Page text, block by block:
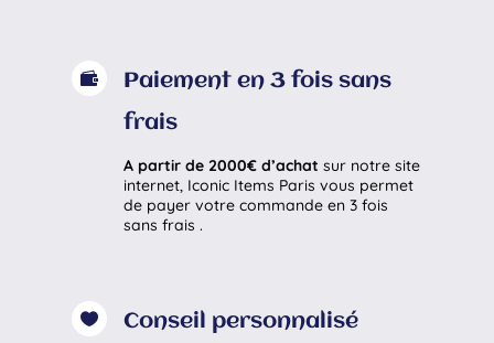

Paiement en 3 fois sans
frais
A partir de 2000€ d’achat sur notre site
internet, Iconic Items Paris vous permet
de payer votre commande en 3 fois
sans frais .
 Conseil personnalisé